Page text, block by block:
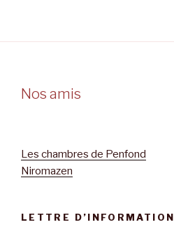
Nos amis
Les chambres de Penfond
Niromazen
LETTRE D’INFORMATION